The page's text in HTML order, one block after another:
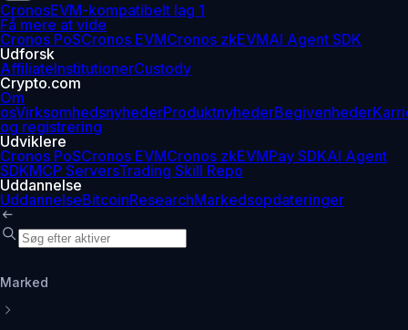
CronosEVM-kompatibelt lag 1
Få mere at vide
Cronos PoSCronos EVMCronos zkEVMAI Agent SDK
Udforsk
AffiliateInstitutionerCustody
Crypto.com
Om
osVirksomhedsnyhederProduktnyhederBegivenheder
og registrering
Udviklere
Cronos PoSCronos EVMCronos zkEVMPay SDKAI Agent
SDKMCP ServersTrading Skill Repo
Uddannelse
UddannelseBitcoinResearchMarkedsopdateringer
Marked